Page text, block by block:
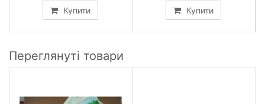
Купити Купити
Переглянуті товари